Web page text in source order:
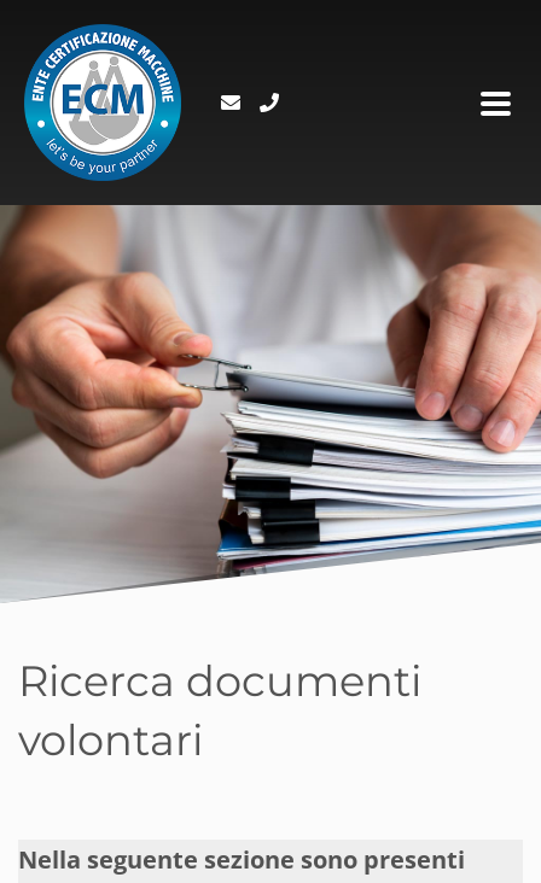
Ricerca documenti
volontari
Nella seguente sezione sono presenti